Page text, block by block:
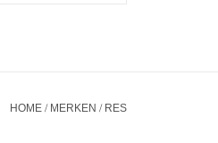
HOME/MERKEN/RES